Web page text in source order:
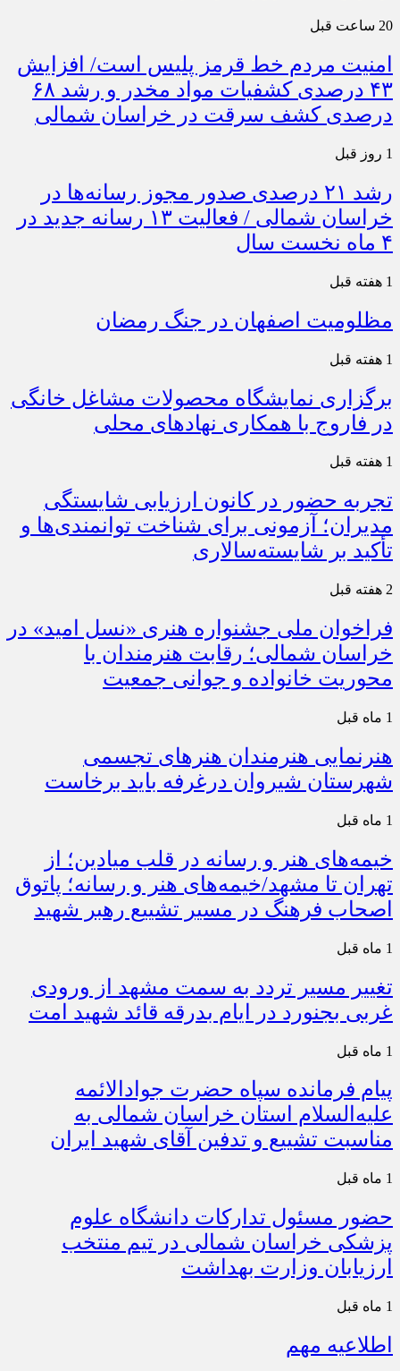
20 ساعت قبل
امنیت مردم خط قرمز پلیس است/ افزایش
۴۳ درصدی کشفیات مواد مخدر و رشد ۶۸
درصدی کشف سرقت در خراسان شمالی
1 روز قبل
رشد ۲۱ درصدی صدور مجوز رسانه‌ها در
خراسان شمالی / فعالیت ۱۳ رسانه جدید در
۴ ماه نخست سال
1 هفته قبل
مظلومیت اصفهان در جنگ رمضان
1 هفته قبل
برگزاری نمایشگاه محصولات مشاغل خانگی
در فاروج با همکاری نهادهای محلی
1 هفته قبل
تجربه حضور در کانون ارزیابی شایستگی
مدیران؛ آزمونی برای شناخت توانمندی‌ها و
تأکید بر شایسته‌سالاری
2 هفته قبل
فراخوان ملی جشنواره هنری «نسل امید» در
خراسان شمالی؛ رقابت هنرمندان با
محوریت خانواده و جوانی جمعیت
1 ماه قبل
هنرنمایی هنرمندان هنرهای تجسمی
شهرستان شیروان درغرفه باید برخاست
1 ماه قبل
خیمه‌های هنر و رسانه در قلب میادین؛ از
تهران تا مشهد/خیمه‌های هنر و رسانه؛ پاتوق
اصحاب فرهنگ در مسیر تشییع رهبر شهید
1 ماه قبل
تغییر مسیر تردد به سمت مشهد از ورودی
غربی بجنورد در ایام بدرقه قائد شهید امت
1 ماه قبل
پیام فرمانده سپاه حضرت جوادالائمه
علیه‌السلام استان خراسان شمالی به
مناسبت تشییع و تدفین آقای شهید ایران
1 ماه قبل
حضور مسئول تدارکات دانشگاه علوم
پزشکی خراسان شمالی در تیم منتخب
ارزیابان وزارت بهداشت
1 ماه قبل
اطلاعیه مهم